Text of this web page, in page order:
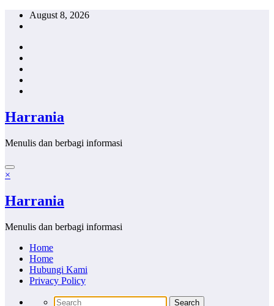
Skip
August 8, 2026
Harrania
Menulis dan berbagi informasi
×
Harrania
Menulis dan berbagi informasi
Home
Home
Hubungi Kami
Privacy Policy